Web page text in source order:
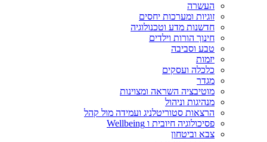
העשרה
זוגיות ומערכות יחסים
חדשנות מדע וטכנולוגיה
חינוך הורות וילדים
טבע וסביבה
יזמות
כלכלה ועסקים
מגדר
מוטיבציה השראה ומצוינות
מנהיגות וניהול
הרצאות סטוריטלניג ועמידה מול קהל
פסיכולוגיה חיובית ו Wellbeing
צבא וביטחון